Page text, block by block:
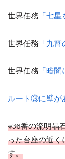
世界任務 「七
世界任務 「九
世界任務 「暗
ルート③に壁が
※36番の流明晶
った台座の近く
す。